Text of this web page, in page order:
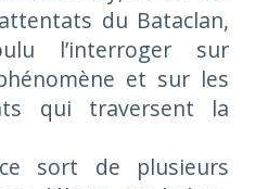
du Bataclan,
l’interroger sur
et sur les
qui traversent la
sort de plusieurs